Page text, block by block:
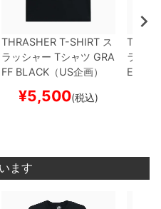
THRASHER T-SHIRT ス
ラッシャー Tシャツ GRA
FF BLACK（US企画）
¥5,500(税込)
ラッシ
EY
ます